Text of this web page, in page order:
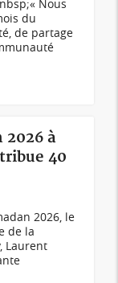
Nous
du
de partage
2026 à
40
2026, le
de la
Laurent